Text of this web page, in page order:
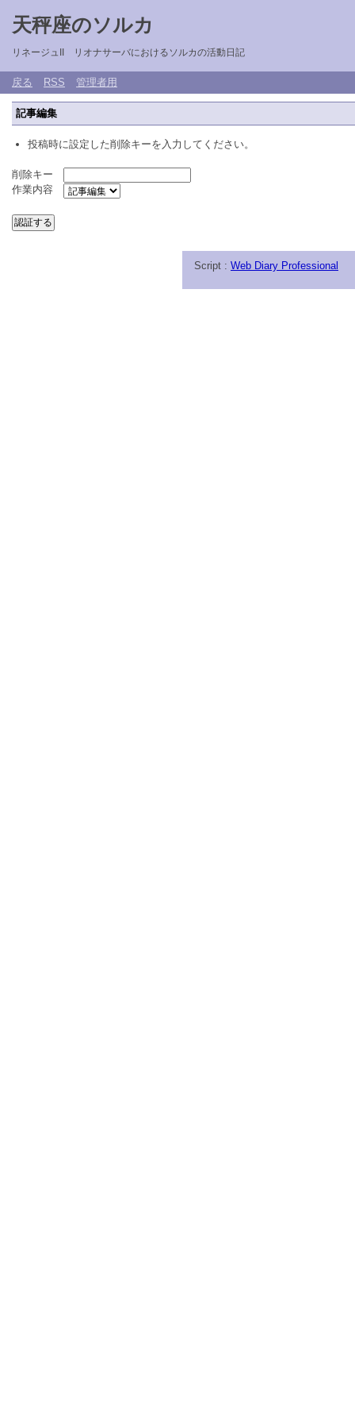
天秤座のソルカ
リネージュII リオナサーバにおけるソルカの活動日記
戻る RSS 管理者用
記事編集
投稿時に設定した削除キーを入力してください。
削除キー
作業内容
Script : Web Diary Professional